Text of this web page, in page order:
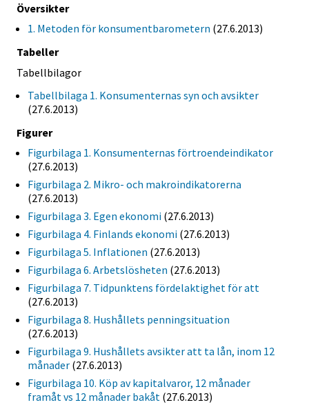
Översikter
1. Metoden för konsumentbarometern (27.6.2013)
Tabeller
Tabellbilagor
Tabellbilaga 1. Konsumenternas syn och avsikter
(27.6.2013)
Figurer
Figurbilaga 1. Konsumenternas förtroendeindikator
(27.6.2013)
Figurbilaga 2. Mikro- och makroindikatorerna
(27.6.2013)
Figurbilaga 3. Egen ekonomi (27.6.2013)
Figurbilaga 4. Finlands ekonomi (27.6.2013)
Figurbilaga 5. Inflationen (27.6.2013)
Figurbilaga 6. Arbetslösheten (27.6.2013)
Figurbilaga 7. Tidpunktens fördelaktighet för att
(27.6.2013)
Figurbilaga 8. Hushållets penningsituation
(27.6.2013)
Figurbilaga 9. Hushållets avsikter att ta lån, inom 12
månader (27.6.2013)
Figurbilaga 10. Köp av kapitalvaror, 12 månader
framåt vs 12 månader bakåt (27.6.2013)